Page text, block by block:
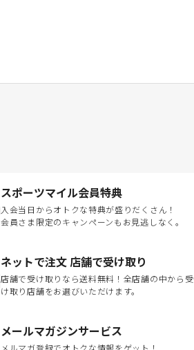
スポーツマイル会員特典
入会当日からオトクな特典が盛りだくさん！
会員さま限定のキャンペーンもお見逃しなく。
ネットで注文 店舗で受け取り
店舗で受け取りなら送料無料！全店舗の中から受
け取り店舗をお選びいただけます。
メールマガジンサービス
メルマガ登録でオトクな情報をゲット！